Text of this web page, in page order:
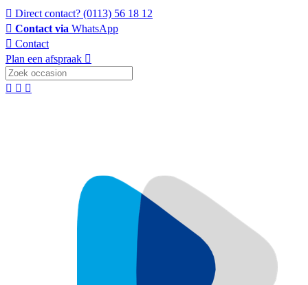
Direct contact? (0113) 56 18 12
Contact via WhatsApp
Contact
Plan een afspraak